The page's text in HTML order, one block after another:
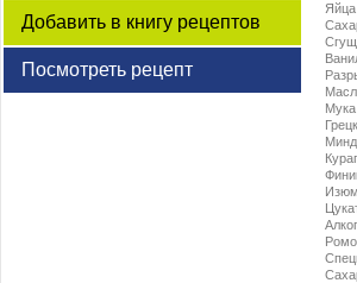
Добавить в книгу рецептов
Посмотреть рецепт
Мука